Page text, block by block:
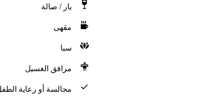
بار / صالة
مقهى
سبا
مرافق الغسيل
مجالسة أو رعاية